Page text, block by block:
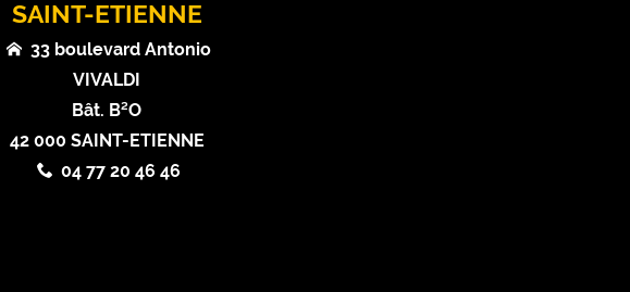
SAINT-ETIENNE
33 boulevard Antonio
VIVALDI
Bât. B²O
42 000 SAINT-ETIENNE
04 77 20 46 46